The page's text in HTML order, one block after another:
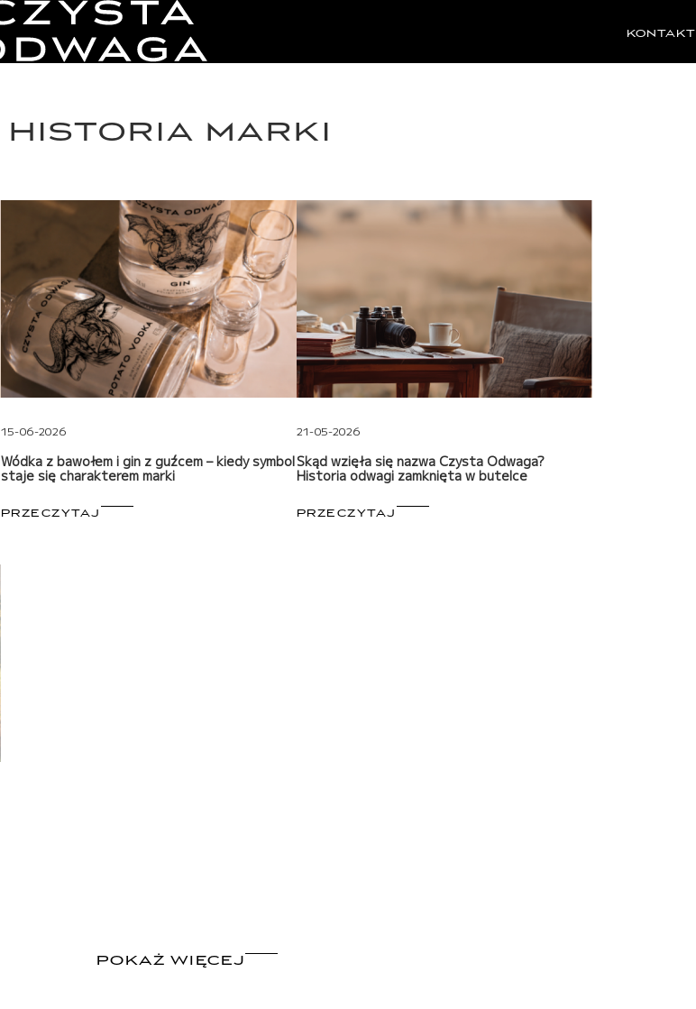
KONTAKT
HISTORIA MARKI
15-06-2026
Wódka z bawołem i gin z guźcem – kiedy symbol
staje się charakterem marki
PRZECZYTAJ
21-05-2026
Skąd wzięła się nazwa Czysta Odwaga?
Historia odwagi zamknięta w butelce
PRZECZYTAJ
POKAŻ WIĘCEJ